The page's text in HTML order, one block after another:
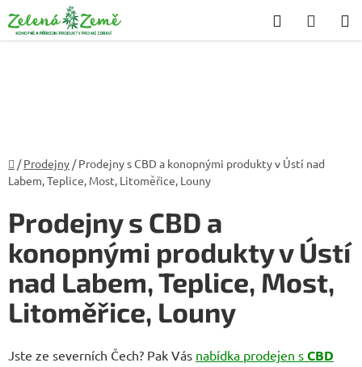
na
obsah
Hledat
KOŠÍK
Domů
/ Prodejny / Prodejny s CBD a konopnými produkty v Ústí nad
Labem, Teplice, Most, Litoměřice, Louny
Prodejny s CBD a
konopnými produkty v Ústí
nad Labem, Teplice, Most,
Litoměřice, Louny
Jste ze severních Čech? Pak Vás nabídka prodejen s CBD